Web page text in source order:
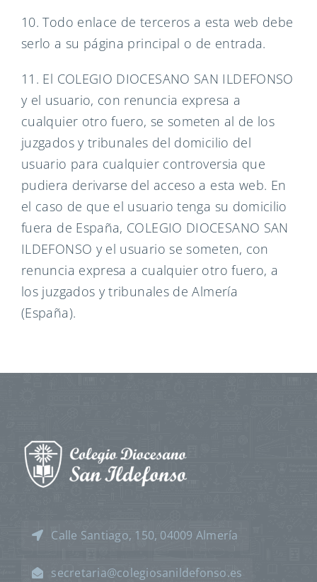
10. Todo enlace de terceros a esta web debe
serlo a su página principal o de entrada.
11. El COLEGIO DIOCESANO SAN ILDEFONSO
y el usuario, con renuncia expresa a
cualquier otro fuero, se someten al de los
juzgados y tribunales del domicilio del
usuario para cualquier controversia que
pudiera derivarse del acceso a esta web. En
el caso de que el usuario tenga su domicilio
fuera de España, COLEGIO DIOCESANO SAN
ILDEFONSO y el usuario se someten, con
renuncia expresa a cualquier otro fuero, a
los juzgados y tribunales de Almería
(España).
Calle Santiago, 150, 04009 Almería
secretaria@colegiosanildefonso.es